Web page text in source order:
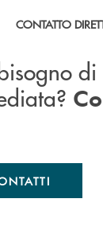
di
CONTATTO
di